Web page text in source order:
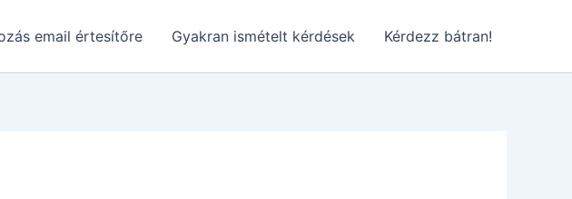
email értesítőre Gyakran ismételt kérdések Kérdezz bátran!